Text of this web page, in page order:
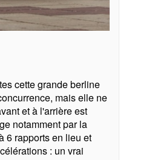
cette grande berline
mais elle ne
et à l'arrière est
notamment par la
6 rapports en lieu et
: un vrai